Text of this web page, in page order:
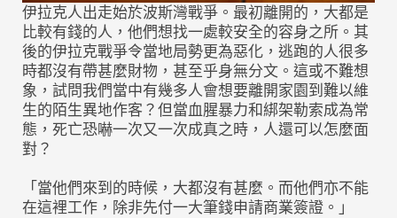
伊拉克人出走始於波斯灣戰爭。最初離開的，大都是
比較有錢的人，他們想找一處較安全的容身之所。其
後的伊拉克戰爭令當地局勢更為惡化，逃跑的人很多
時都沒有帶甚麼財物，甚至乎身無分文。這或不難想
象，試問我們當中有幾多人會想要離開家園到難以維
生的陌生異地作客？但當血腥暴力和綁架勒索成為常
態，死亡恐嚇一次又一次成真之時，人還可以怎麼面
對？
「當他們來到的時候，大都沒有甚麼。而他們亦不能
在這裡工作，除非先付一大筆錢申請商業簽證。」